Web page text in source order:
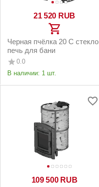
21 520 RUB
Черная пчёлка 20 С стекло
печь для бани
0.0
В наличии: 1 шт.
109 500 RUB